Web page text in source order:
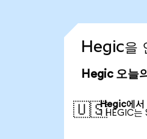
Hegic을
Hegic 오늘
🇺🇸Hegic에서
1 HEGIC는